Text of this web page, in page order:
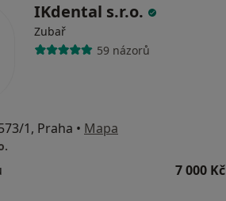
IKdental s.r.o.
Zubař
59 názorů
1, Praha • Mapa
7 000 Kč